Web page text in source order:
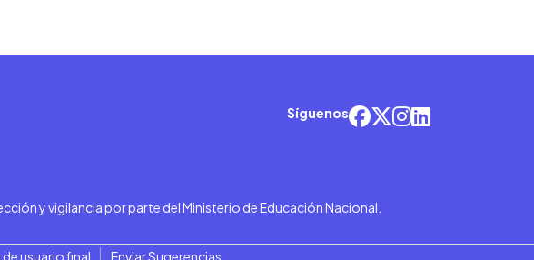
Síguenos
y vigilancia por parte del Ministerio de Educación Nacional.
usuario final Enviar Sugerencias